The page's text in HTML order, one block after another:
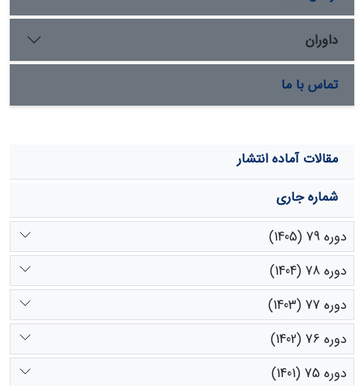
داوران
تماس با ما
مقالات آماده انتشار
شماره جاری
دوره 79 (1405)
دوره 78 (1404)
دوره 77 (1403)
دوره 76 (1402)
دوره 75 (1401)